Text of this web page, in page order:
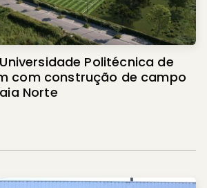
Politécnica de
com construção de campo
Norte